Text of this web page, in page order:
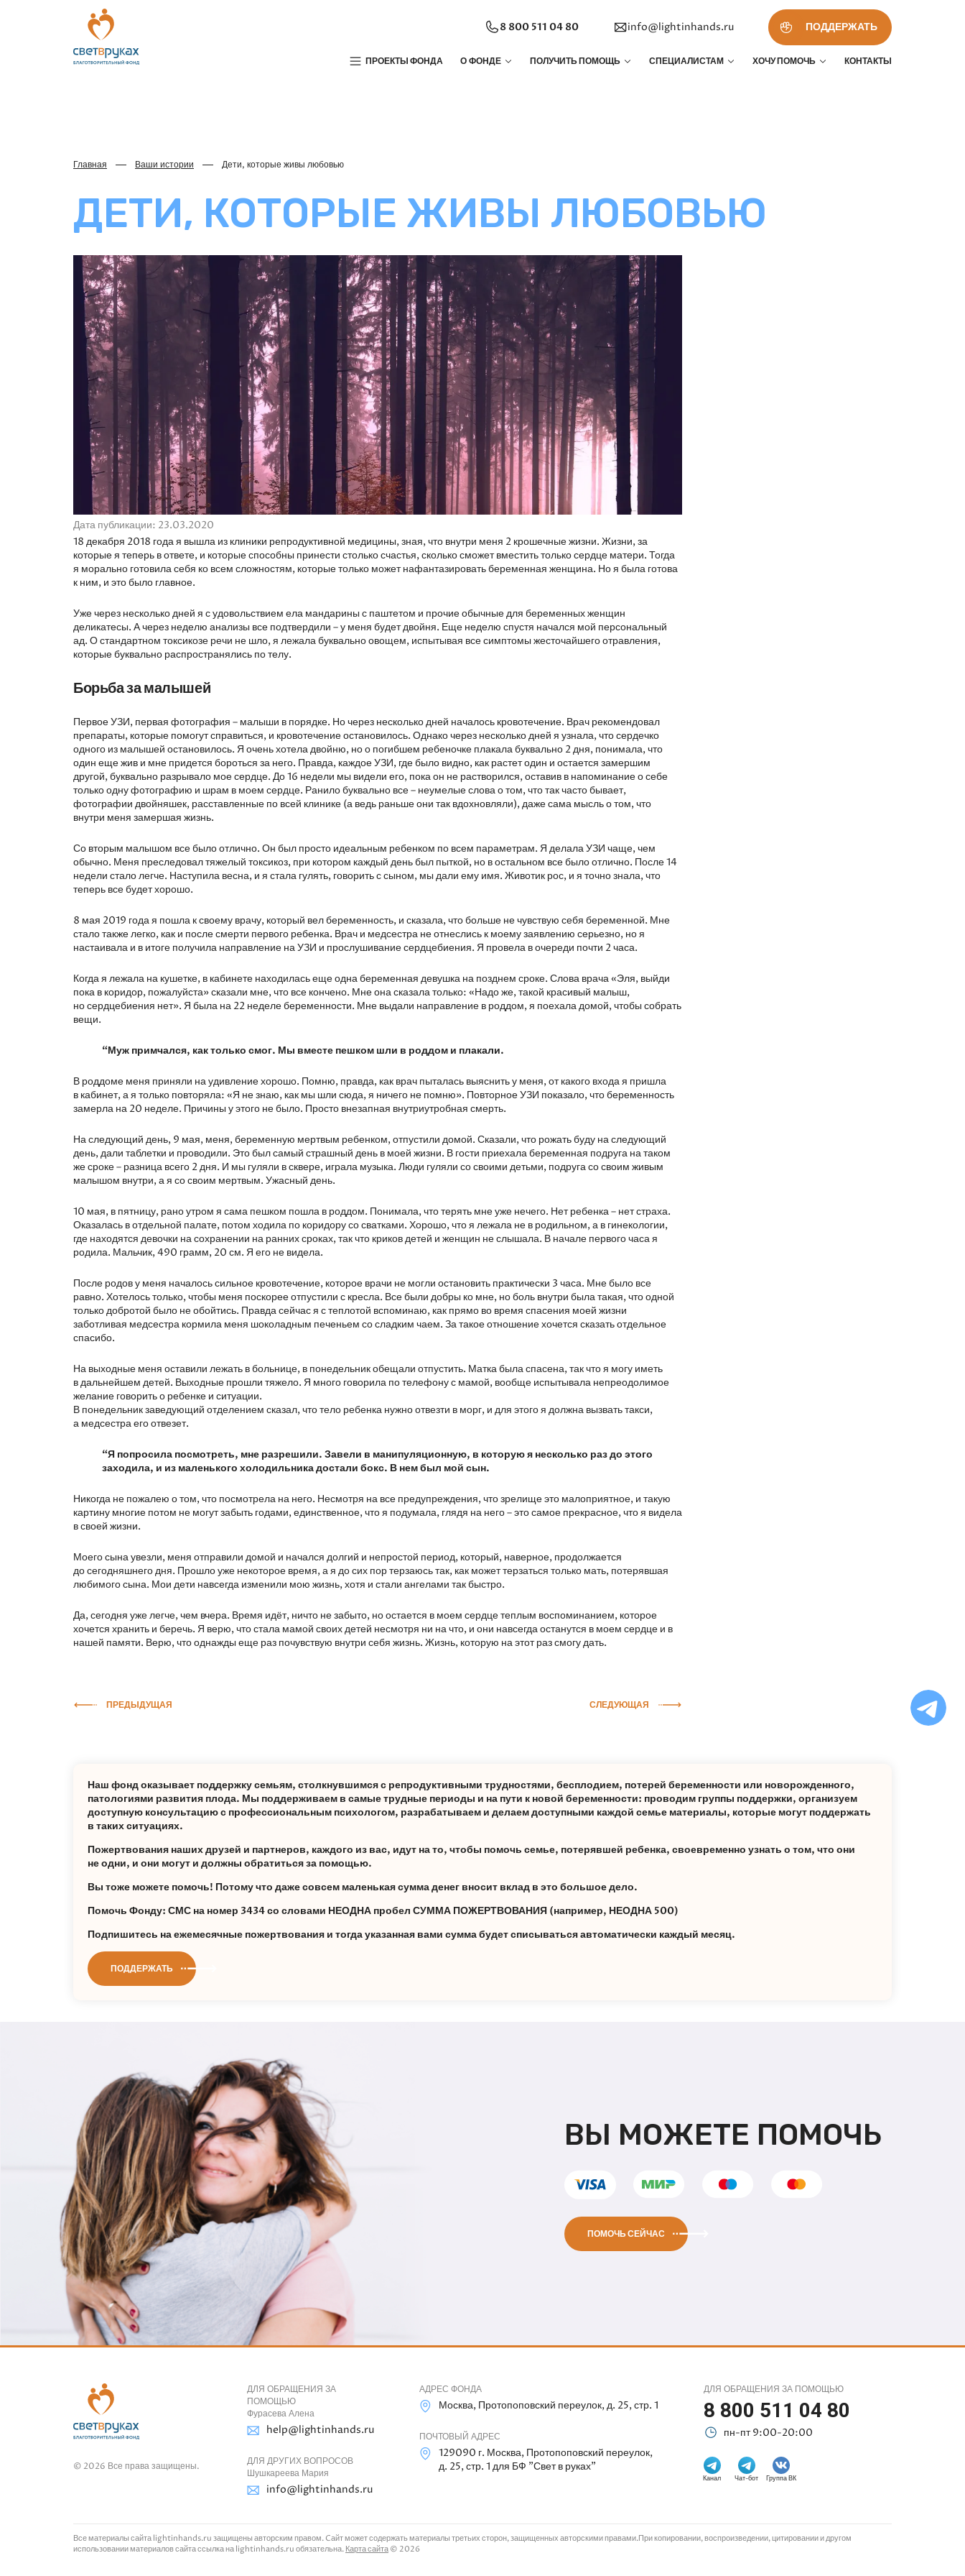
8 800 511 04 80 info@lightinhands.ru ПОДДЕРЖАТЬ
ПРОЕКТЫ ФОНДА О ФОНДЕ ПОЛУЧИТЬ ПОМОЩЬ СПЕЦИАЛИСТАМ ХОЧУ ПОМОЧЬ КОНТАКТЫ
Главная Ваши истории Дети, которые живы любовью
ДЕТИ, КОТОРЫЕ ЖИВЫ ЛЮБОВЬЮ
Дата публикации: 23.03.2020
18 декабря 2018 года я вышла из клиники репродуктивной медицины, зная, что внутри меня 2 крошечные жизни. Жизни, за
которые я теперь в ответе, и которые способны принести столько счастья, сколько сможет вместить только сердце матери. Тогда
я морально готовила себя ко всем сложностям, которые только может нафантазировать беременная женщина. Но я была готова
к ним, и это было главное.
Уже через несколько дней я с удовольствием ела мандарины с паштетом и прочие обычные для беременных женщин
деликатесы. А через неделю анализы все подтвердили – у меня будет двойня. Еще неделю спустя начался мой персональный
ад. О стандартном токсикозе речи не шло, я лежала буквально овощем, испытывая все симптомы жесточайшего отравления,
которые буквально распространялись по телу.
Борьба за малышей
Первое УЗИ, первая фотография – малыши в порядке. Но через несколько дней началось кровотечение. Врач рекомендовал
препараты, которые помогут справиться, и кровотечение остановилось. Однако через несколько дней я узнала, что сердечко
одного из малышей остановилось. Я очень хотела двойню, но о погибшем ребеночке плакала буквально 2 дня, понимала, что
один еще жив и мне придется бороться за него. Правда, каждое УЗИ, где было видно, как растет один и остается замершим
другой, буквально разрывало мое сердце. До 16 недели мы видели его, пока он не растворился, оставив в напоминание о себе
только одну фотографию и шрам в моем сердце. Ранило буквально все – неумелые слова о том, что так часто бывает,
фотографии двойняшек, расставленные по всей клинике (а ведь раньше они так вдохновляли), даже сама мысль о том, что
внутри меня замершая жизнь.
Со вторым малышом все было отлично. Он был просто идеальным ребенком по всем параметрам. Я делала УЗИ чаще, чем
обычно. Меня преследовал тяжелый токсикоз, при котором каждый день был пыткой, но в остальном все было отлично. После 14
недели стало легче. Наступила весна, и я стала гулять, говорить с сыном, мы дали ему имя. Животик рос, и я точно знала, что
теперь все будет хорошо.
8 мая 2019 года я пошла к своему врачу, который вел беременность, и сказала, что больше не чувствую себя беременной. Мне
стало также легко, как и после смерти первого ребенка. Врач и медсестра не отнеслись к моему заявлению серьезно, но я
настаивала и в итоге получила направление на УЗИ и прослушивание сердцебиения. Я провела в очереди почти 2 часа.
Когда я лежала на кушетке, в кабинете находилась еще одна беременная девушка на позднем сроке. Слова врача «Эля, выйди
пока в коридор, пожалуйста» сказали мне, что все кончено. Мне она сказала только: «Надо же, такой красивый малыш,
но сердцебиения нет». Я была на 22 неделе беременности. Мне выдали направление в роддом, я поехала домой, чтобы собрать
вещи.
“Муж примчался, как только смог. Мы вместе пешком шли в роддом и плакали.
В роддоме меня приняли на удивление хорошо. Помню, правда, как врач пыталась выяснить у меня, от какого входа я пришла
в кабинет, а я только повторяла: «Я не знаю, как мы шли сюда, я ничего не помню». Повторное УЗИ показало, что беременность
замерла на 20 неделе. Причины у этого не было. Просто внезапная внутриутробная смерть.
На следующий день, 9 мая, меня, беременную мертвым ребенком, отпустили домой. Сказали, что рожать буду на следующий
день, дали таблетки и проводили. Это был самый страшный день в моей жизни. В гости приехала беременная подруга на таком
же сроке – разница всего 2 дня. И мы гуляли в сквере, играла музыка. Люди гуляли со своими детьми, подруга со своим живым
малышом внутри, а я со своим мертвым. Ужасный день.
10 мая, в пятницу, рано утром я сама пешком пошла в роддом. Понимала, что терять мне уже нечего. Нет ребенка – нет страха.
Оказалась в отдельной палате, потом ходила по коридору со сватками. Хорошо, что я лежала не в родильном, а в гинекологии,
где находятся девочки на сохранении на ранних сроках, так что криков детей и женщин не слышала. В начале первого часа я
родила. Мальчик, 490 грамм, 20 см. Я его не видела.
После родов у меня началось сильное кровотечение, которое врачи не могли остановить практически 3 часа. Мне было все
равно. Хотелось только, чтобы меня поскорее отпустили с кресла. Все были добры ко мне, но боль внутри была такая, что одной
только добротой было не обойтись. Правда сейчас я с теплотой вспоминаю, как прямо во время спасения моей жизни
заботливая медсестра кормила меня шоколадным печеньем со сладким чаем. За такое отношение хочется сказать отдельное
спасибо.
На выходные меня оставили лежать в больнице, в понедельник обещали отпустить. Матка была спасена, так что я могу иметь
в дальнейшем детей. Выходные прошли тяжело. Я много говорила по телефону с мамой, вообще испытывала непреодолимое
желание говорить о ребенке и ситуации.
В понедельник заведующий отделением сказал, что тело ребенка нужно отвезти в морг, и для этого я должна вызвать такси,
а медсестра его отвезет.
“Я попросила посмотреть, мне разрешили. Завели в манипуляционную, в которую я несколько раз до этого
заходила, и из маленького холодильника достали бокс. В нем был мой сын.
Никогда не пожалею о том, что посмотрела на него. Несмотря на все предупреждения, что зрелище это малоприятное, и такую
картину многие потом не могут забыть годами, единственное, что я подумала, глядя на него – это самое прекрасное, что я видела
в своей жизни.
Моего сына увезли, меня отправили домой и начался долгий и непростой период, который, наверное, продолжается
до сегодняшнего дня. Прошло уже некоторое время, а я до сих пор терзаюсь так, как может терзаться только мать, потерявшая
любимого сына. Мои дети навсегда изменили мою жизнь, хотя и стали ангелами так быстро.
Да, сегодня уже легче, чем вчера. Время идёт, ничто не забыто, но остается в моем сердце теплым воспоминанием, которое
хочется хранить и беречь. Я верю, что стала мамой своих детей несмотря ни на что, и они навсегда останутся в моем сердце и в
нашей памяти. Верю, что однажды еще раз почувствую внутри себя жизнь. Жизнь, которую на этот раз смогу дать.
ПРЕДЫДУЩАЯ СЛЕДУЮЩАЯ
Наш фонд оказывает поддержку семьям, столкнувшимся с репродуктивными трудностями, бесплодием, потерей беременности или новорожденного,
патологиями развития плода. Мы поддерживаем в самые трудные периоды и на пути к новой беременности: проводим группы поддержки, организуем
доступную консультацию с профессиональным психологом, разрабатываем и делаем доступными каждой семье материалы, которые могут поддержать
в таких ситуациях.
Пожертвования наших друзей и партнеров, каждого из вас, идут на то, чтобы помочь семье, потерявшей ребенка, своевременно узнать о том, что они
не одни, и они могут и должны обратиться за помощью.
Вы тоже можете помочь! Потому что даже совсем маленькая сумма денег вносит вклад в это большое дело.
Помочь Фонду: СМС на номер 3434 со словами НЕОДНА пробел СУММА ПОЖЕРТВОВАНИЯ (например, НЕОДНА 500)
Подпишитесь на ежемесячные пожертвования и тогда указанная вами сумма будет списываться автоматически каждый месяц.
ПОДДЕРЖАТЬ
ВЫ МОЖЕТЕ ПОМОЧЬ
ПОМОЧЬ СЕЙЧАС
© 2026 Все права защищены.
ДЛЯ ОБРАЩЕНИЯ ЗА
ПОМОЩЬЮ
Фурасева Алена
help@lightinhands.ru
ДЛЯ ДРУГИХ ВОПРОСОВ
Шушкареева Мария
info@lightinhands.ru
АДРЕС ФОНДА
Москва, Протопоповский переулок, д. 25, стр. 1
ПОЧТОВЫЙ АДРЕС
129090 г. Москва, Протопоповский переулок,
д. 25, стр. 1 для БФ "Свет в руках"
ДЛЯ ОБРАЩЕНИЯ ЗА ПОМОЩЬЮ
8 800 511 04 80
пн-пт 9:00-20:00
Канал Чат-бот Группа ВК
Все материалы сайта lightinhands.ru защищены авторским правом. Cайт может содержать материалы третьих сторон, защищенных авторскими правами.При копировании, воспроизведении, цитировании и другом
использовании материалов сайта ссылка на lightinhands.ru обязательна. Карта сайта © 2026